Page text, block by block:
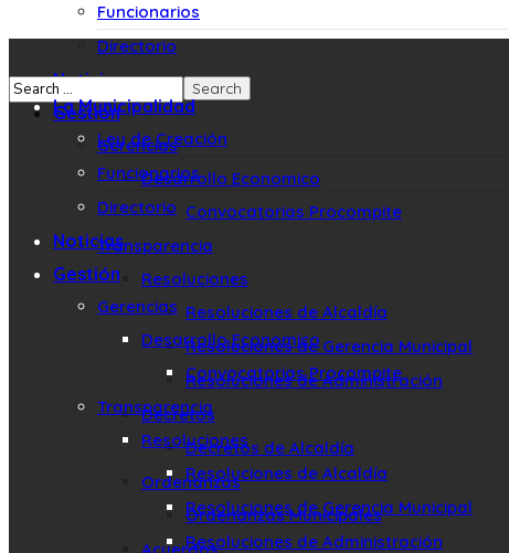
Funcionarios
Directorio
Noticias
Gestión
Gerencias
Desarrollo Economico
Convocatorias Procompite
Transparencia
Resoluciones
Resoluciones de Alcaldía
Resoluciones de Gerencia Municipal
Resoluciones de Administración
Decretos
Decretos de Alcaldía
Ordenanzas
Ordenanzas Municipales
La Municipalidad
Ley de Creación
Funcionarios
Directorio
Noticias
Gestión
Gerencias
Desarrollo Economico
Convocatorias Procompite
Transparencia
Resoluciones
Resoluciones de Alcaldía
Resoluciones de Gerencia Municipal
Resoluciones de Administración